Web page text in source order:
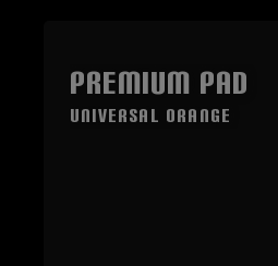
Premium Pad
Universal Orange